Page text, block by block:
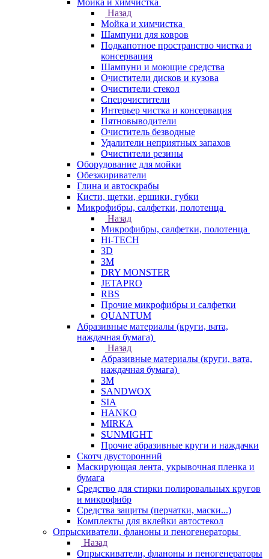
Мойка и химчистка
Назад
Мойка и химчистка
Шампуни для ковров
Подкапотное пространство чистка и
консервация
Шампуни и моющие средства
Очистители дисков и кузова
Очистители стекол
Спецочистители
Интерьер чистка и консервация
Пятновыводители
Очиститель безводные
Удалители неприятных запахов
Очистители резины
Оборудование для мойки
Обезжириватели
Глина и автоскрабы
Кисти, щетки, ершики, губки
Микрофибры, салфетки, полотенца
Назад
Микрофибры, салфетки, полотенца
Hi-TECH
3D
3М
DRY MONSTER
JETAPRO
RBS
Прочие микрофибры и салфетки
QUANTUM
Абразивные материалы (круги, вата,
наждачная бумага)
Назад
Абразивные материалы (круги, вата,
наждачная бумага)
3М
SANDWOX
SIA
HANKO
MIRKA
SUNMIGHT
Прочие абразивные круги и наждачки
Скотч двусторонний
Маскирующая лента, укрывочная пленка и
бумага
Средство для стирки полировальных кругов
и микрофибр
Средства защиты (перчатки, маски...)
Комплекты для вклейки автостекол
Опрыскиватели, фланоны и пеногенераторы
Назад
Опрыскиватели, фланоны и пеногенераторы